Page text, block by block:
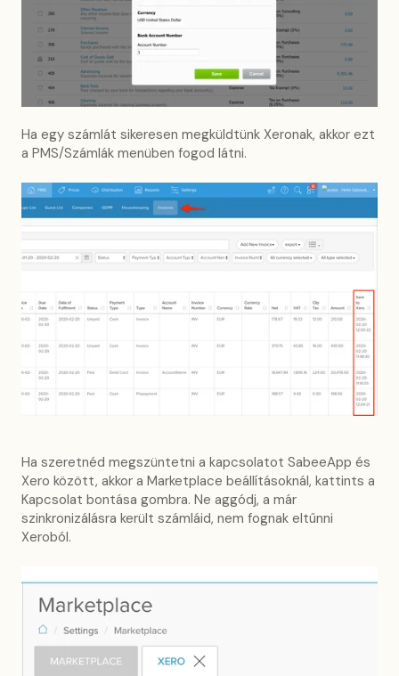
Ha egy számlát sikeresen megküldtünk Xeronak, akkor ezt
a PMS/Számlák menüben fogod látni.
Ha szeretnéd megszüntetni a kapcsolatot SabeeApp és
Xero között, akkor a Marketplace beállításoknál, kattints a
Kapcsolat bontása gombra. Ne aggódj, a már
szinkronizálásra került számláid, nem fognak eltűnni
Xeroból.